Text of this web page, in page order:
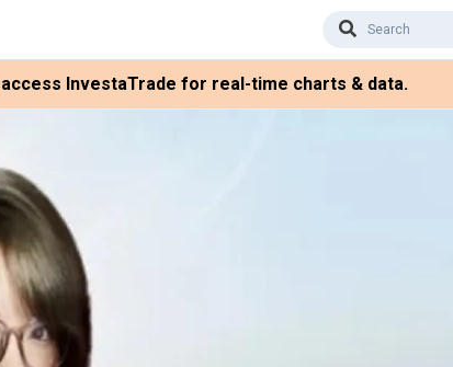
InvestaTrade for real-time charts & data.